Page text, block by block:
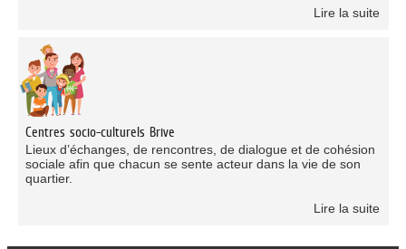
Lire la suite
Centres socio-culturels Brive
Lieux d’échanges, de rencontres, de dialogue et de cohésion
sociale afin que chacun se sente acteur dans la vie de son
quartier.
Lire la suite